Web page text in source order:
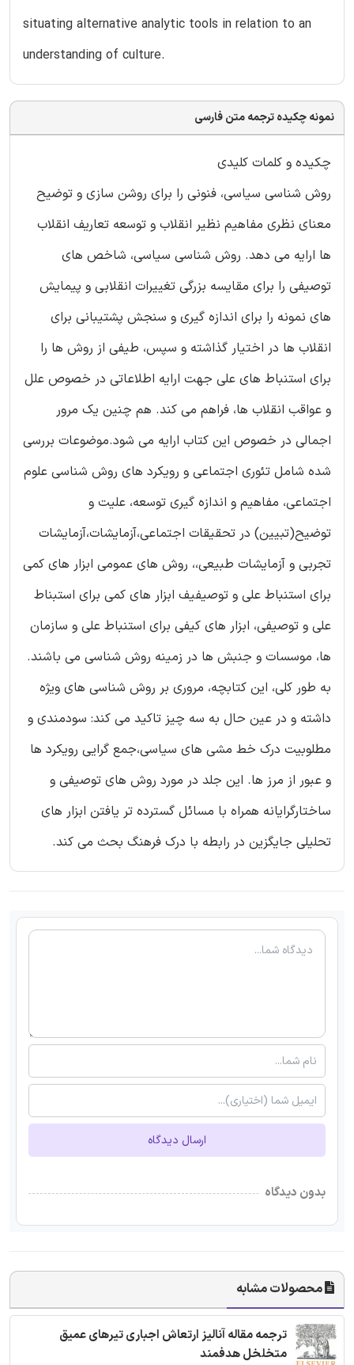
situating alternative analytic tools in relation to an
understanding of culture.
نمونه چکیده ترجمه متن فارسی
چکیده و کلمات کلیدی
روش شناسی سیاسی، فنونی را برای روشن سازی و توضیح
معنای نظری مفاهیم نظیر انقلاب و توسعه تعاریف انقلاب
ها ارایه می دهد. روش شناسی سیاسی، شاخص های
توصیفی را برای مقایسه بزرگی تغییرات انقلابی و پیمایش
های نمونه را برای اندازه گیری و سنجش پشتیبانی برای
انقلاب ها در اختیار گذاشته و سپس، طیفی از روش ها را
برای استنباط های علی جهت ارایه اطلاعاتی در خصوص علل
و عواقب انقلاب ها، فراهم می کند. هم چنین یک مرور
اجمالی در خصوص این کتاب ارایه می شود.موضوعات بررسی
شده شامل تئوری اجتماعی و رویکرد های روش شناسی علوم
اجتماعی، مفاهیم و اندازه گیری توسعه، علیت و
توضیح(تبیین) در تحقیقات اجتماعی،آزمایشات،آزمایشات
تجربی و آزمایشات طبیعی،، روش های عمومی ابزار های کمی
برای استنباط علی و توصیفیف ابزار های کمی برای استبناط
علی و توصیفی، ابزار های کیفی برای استنباط علی و سازمان
ها، موسسات و جنبش ها در زمینه روش شناسی می باشند.
به طور کلی، این کتابچه، مروری بر روش شناسی های ویژه
داشته و در عین حال به سه چیز تاکید می کند: سودمندی و
مطلوبیت درک خط مشی های سیاسی،جمع گرایی رویکرد ها
و عبور از مرز ها. این جلد در مورد روش های توصیفی و
ساختارگرایانه همراه با مسائل گسترده تر یافتن ابزار های
تحلیلی جایگزین در رابطه با درک فرهنگ بحث می کند.
ارسال دیدگاه
بدون دیدگاه
محصولات مشابه
ترجمه مقاله آنالیز ارتعاش اجباری تیرهای عمیق
متخلخل هدفمند